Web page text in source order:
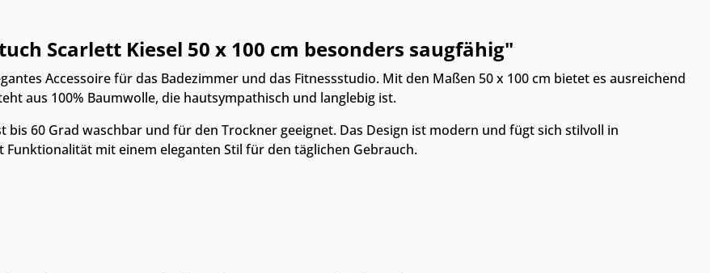
Scarlett Kiesel 50 x 100 cm besonders saugfähig"
Accessoire für das Badezimmer und das Fitnessstudio. Mit den Maßen 50 x 100 cm bietet es ausreichend
aus 100% Baumwolle, die hautsympathisch und langlebig ist.
60 Grad waschbar und für den Trockner geeignet. Das Design ist modern und fügt sich stilvoll in
mit einem eleganten Stil für den täglichen Gebrauch.